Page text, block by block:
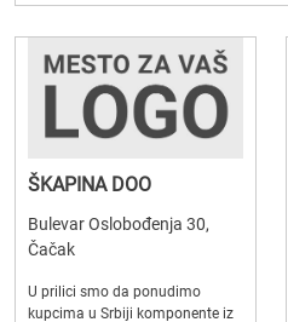
ŠKAPINA DOO
Bulevar Oslobođenja 30,
Čačak
U prilici smo da ponudimo
kupcima u Srbiji komponente iz